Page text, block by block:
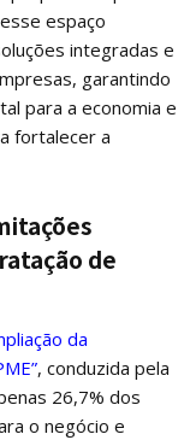
espaço
integradas e
garantindo
para a economia e
fortalecer a
de
da
, conduzida pela
26,7% dos
o negócio e